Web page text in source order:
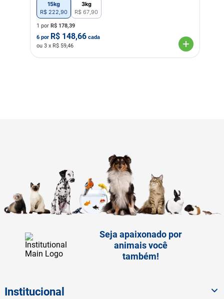
15kg
R$ 222,90
3kg
R$ 67,90
1 por R$ 178,39
6 por R$ 148,66 cada
ou 3 x R$ 59,46
Seja apaixonado por
animais você
também!
Institucional